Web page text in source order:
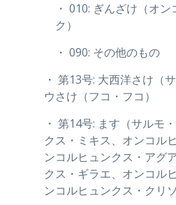
・ 010: ぎんざけ（オ
ク）
・ 090: その他のもの
・ 第13号: 大西洋さけ（
ウさけ（フコ・フコ）
・ 第14号: ます（サルモ
クス・ミキス、オンコル
ンコルヒュンクス・アグ
クス・ギラエ、オンコル
ンコルヒュンクス・クリ